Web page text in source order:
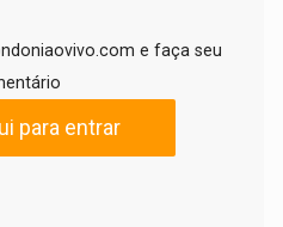
e faça seu
para entrar